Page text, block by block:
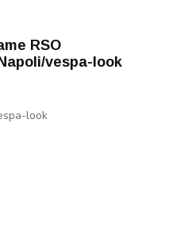
RSO
vespa-look
look